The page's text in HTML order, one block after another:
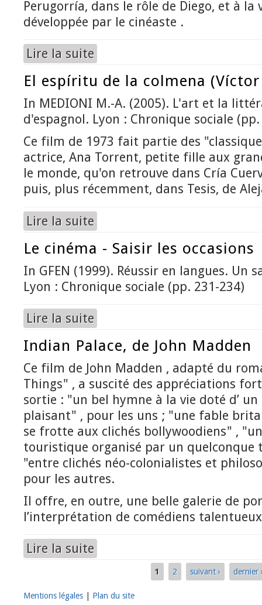
Perugorría, dans le rôle de Diego, et à la
développée par le cinéaste .
Lire la suite
El espíritu de la colmena (Víctor
In MEDIONI M.-A. (2005). L'art et la
d'espagnol. Lyon : Chronique sociale
Ce film de 1973 fait partie des
actrice, Ana Torrent, petite fille aux
le monde, qu'on retrouve dans Cría
puis, plus récemment, dans Tesis, de
Lire la suite
Le cinéma - Saisir les occasions
In GFEN (1999). Réussir en langues. Un
Lyon : Chronique sociale (pp. 231-234)
Lire la suite
Indian Palace, de John Madden
Ce film de John Madden , adapté du
Things" , a suscité des appréciations
sortie : "un bel hymne à la vie doté d’
plaisant" , pour les uns ; "une fable
se frotte aux clichés bollywoodiens" ,
touristique organisé par un quelconque
"entre clichés néo-colonialistes et
pour les autres.
Il offre, en outre, une belle galerie de
l’interprétation de comédiens
Lire la suite
1 2 suivant › dernier
Mentions légales Plan du site